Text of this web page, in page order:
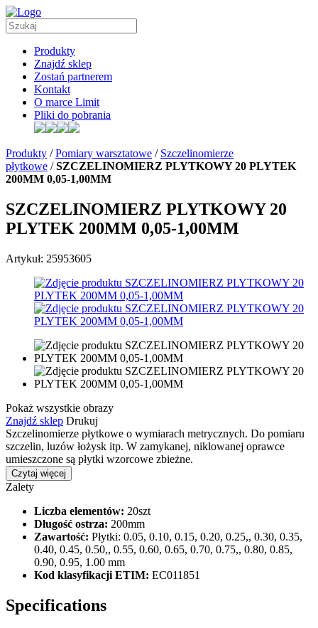
Produkty
Znajdź sklep
Zostań partnerem
Kontakt
O marce Limit
Pliki do pobrania
Produkty /Pomiary warsztatowe / Szczelinomierze
płytkowe /SZCZELINOMIERZ PLYTKOWY 20 PLYTEK
200MM 0,05-1,00MM
SZCZELINOMIERZ PLYTKOWY 20
PLYTEK 200MM 0,05-1,00MM
Artykuł: 25953605
Pokaż wszystkie obrazy
Znajdź sklep Drukuj
Szczelinomierze płytkowe o wymiarach metrycznych. Do pomiaru
szczelin, luzów łożysk itp. W zamykanej, niklowanej oprawce
umieszczone są płytki wzorcowe zbieżne.
Czytaj więcej
Zalety
Liczba elementów: 20szt
Długość ostrza: 200mm
Zawartość: Płytki: 0.05, 0.10, 0.15, 0.20, 0.25,, 0.30, 0.35,
0.40, 0.45, 0.50,, 0.55, 0.60, 0.65, 0.70, 0.75,, 0.80, 0.85,
0.90, 0.95, 1.00 mm
Kod klasyfikacji ETIM: EC011851
Specifications